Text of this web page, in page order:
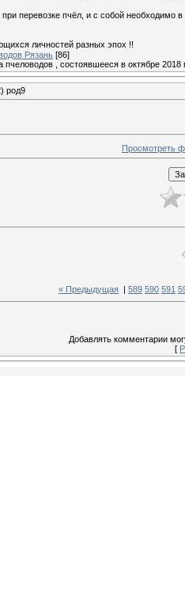
перевозке пчёл, и с собой необходимо
личностей разных эпох !!
Рязань [86]
, состоявшееся в октябре 2018
род9
Просмотреть
« Предыдущая 589 590 591
Добавлять комментарии
[